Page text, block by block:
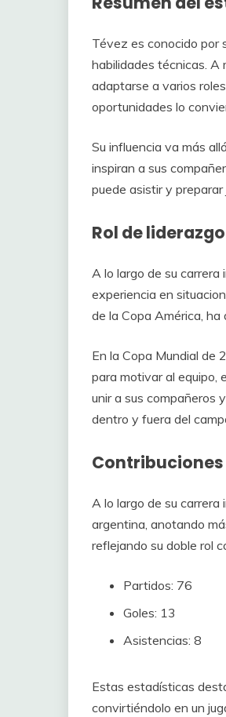
Tévez es conocido por
habilidades técnicas. A
adaptarse a varios
oportunidades lo
Su influencia va más
inspiran a sus
puede asistir y preparar
Rol de
A lo largo de su carrera
experiencia en
de la Copa América,
En la Copa Mundial de
para motivar al equipo,
unir a sus compañeros
dentro y fuera del
A lo largo de su
argentina, anotando
reflejando su doble rol
Partidos: 76
Goles: 13
Asistencias: 8
Estas estadísticas
convirtiéndolo en un